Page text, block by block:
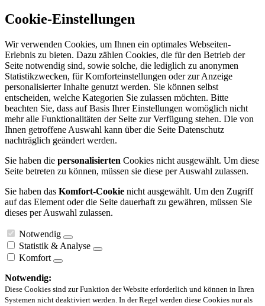
Cookie-Einstellungen
Wir verwenden Cookies, um Ihnen ein optimales Webseiten-
Erlebnis zu bieten. Dazu zählen Cookies, die für den Betrieb der
Seite notwendig sind, sowie solche, die lediglich zu anonymen
Statistikzwecken, für Komforteinstellungen oder zur Anzeige
personalisierter Inhalte genutzt werden. Sie können selbst
entscheiden, welche Kategorien Sie zulassen möchten. Bitte
beachten Sie, dass auf Basis Ihrer Einstellungen womöglich nicht
mehr alle Funktionalitäten der Seite zur Verfügung stehen. Die von
Ihnen getroffene Auswahl kann über die Seite Datenschutz
nachträglich geändert werden.
Sie haben die personalisierten Cookies nicht ausgewählt. Um diese
Seite betreten zu können, müssen sie diese per Auswahl zulassen.
Sie haben das Komfort-Cookie nicht ausgewählt. Um den Zugriff
auf das Element oder die Seite dauerhaft zu gewähren, müssen Sie
dieses per Auswahl zulassen.
Notwendig
Statistik & Analyse
Komfort
Notwendig:
Diese Cookies sind zur Funktion der Website erforderlich und können in Ihren
Systemen nicht deaktiviert werden. In der Regel werden diese Cookies nur als